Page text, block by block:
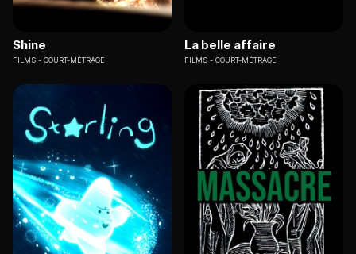
Shine
FILMS COURT-MÉTRAGE
La belle affaire
FILMS COURT-MÉTRAGE